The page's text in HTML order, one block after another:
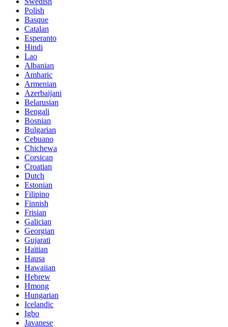
Polish
Basque
Catalan
Esperanto
Hindi
Lao
Albanian
Amharic
Armenian
Azerbaijani
Belarusian
Bengali
Bosnian
Bulgarian
Cebuano
Chichewa
Corsican
Croatian
Dutch
Estonian
Filipino
Finnish
Frisian
Galician
Georgian
Gujarati
Haitian
Hausa
Hawaiian
Hebrew
Hmong
Hungarian
Icelandic
Igbo
Javanese